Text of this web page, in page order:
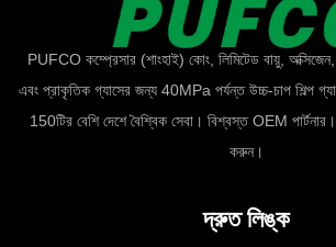
PUFCO কম্প্রেসার (শাংহাই) কোং, লিমিটেড বায়ু,
এবং প্রাকৃতিক গ্যাসের জন্য 40MPa পর্যন্ত উচ্চ-চাপ শিল্প
150টির বেশি দেশে বৈশ্বিক সেবা। বিশ্বস্ত OEM
করুন।
দ্রুত লিঙ্ক